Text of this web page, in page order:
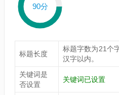
90分
标题长度
标题字数为21个
汉字以内。
关键词是
否设置
关键词已设置